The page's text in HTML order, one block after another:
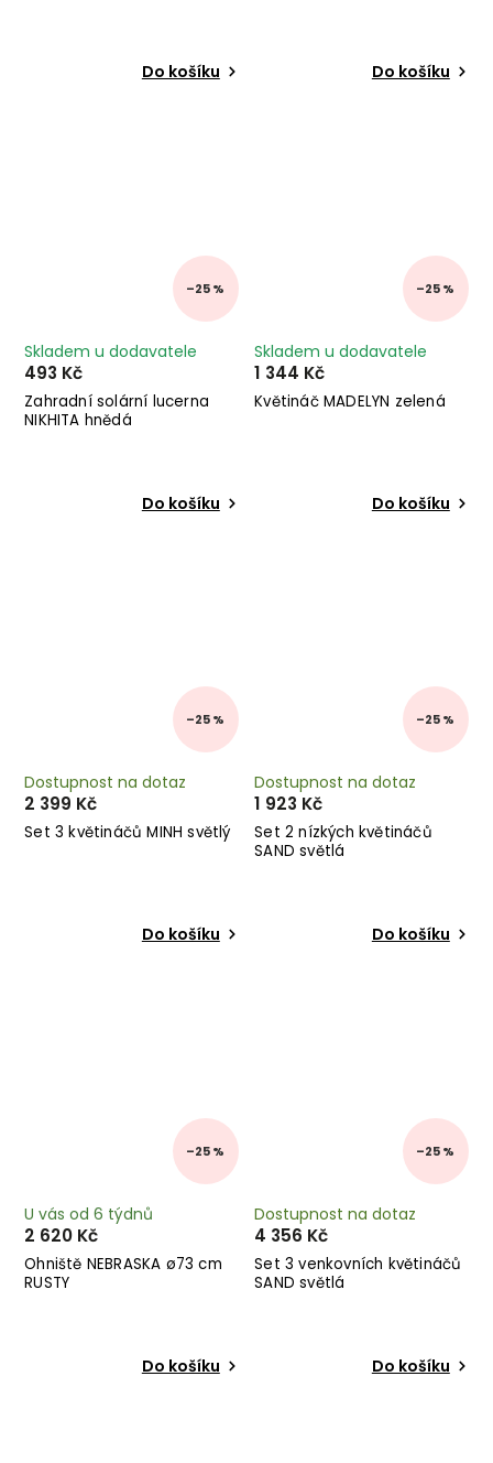
Do košíku Do košíku
–25 %
Zahradní solární lucerna
NIKHITA hnědá
Skladem u dodavatele
493 Kč
Do košíku
–25 %
Květináč MADELYN zelená
Skladem u dodavatele
1 344 Kč
Do košíku
–25 %
Set 3 květináčů MINH světlý
Dostupnost na dotaz
2 399 Kč
Do košíku
–25 %
Set 2 nízkých květináčů
SAND světlá
Dostupnost na dotaz
1 923 Kč
Do košíku
–25 %
Ohniště NEBRASKA ø73 cm
RUSTY
U vás od 6 týdnů
2 620 Kč
Do košíku
–25 %
Set 3 venkovních květináčů
SAND světlá
Dostupnost na dotaz
4 356 Kč
Do košíku